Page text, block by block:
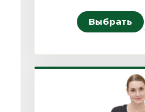
Выбрать